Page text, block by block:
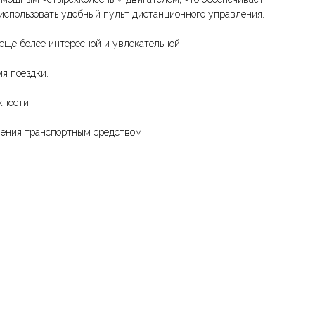
удобный пульт дистанционного управления.
более интересной и увлекательной.
поездки.
транспортным средством.